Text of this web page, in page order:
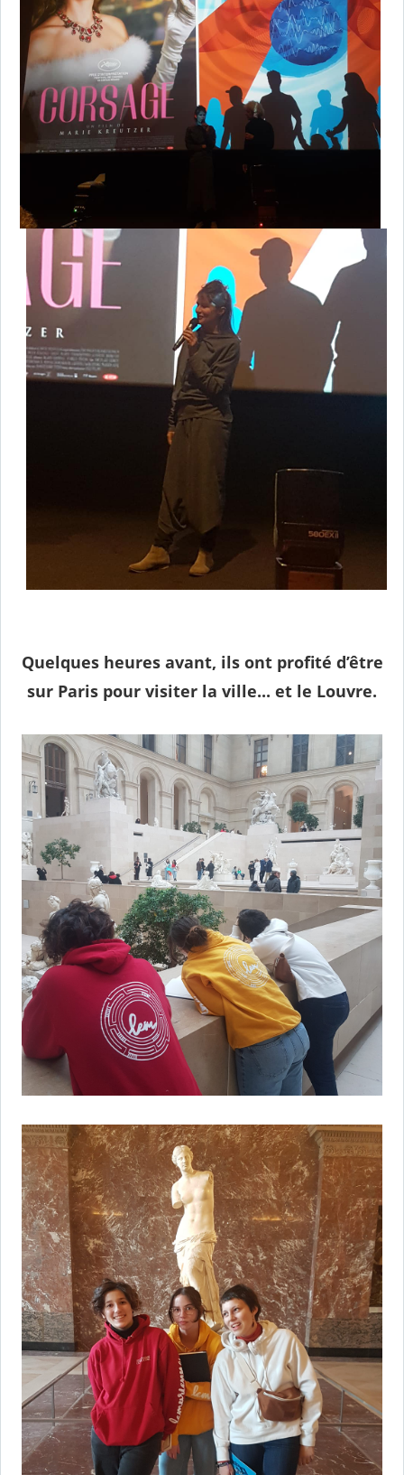
Quelques heures avant, ils ont profité d’être
sur Paris pour visiter la ville... et le Louvre.